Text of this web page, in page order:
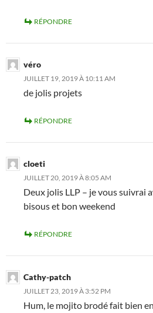
RÉPONDRE
véro
JUILLET 19, 2019 À 10:11 AM
de jolis projets
RÉPONDRE
cloeti
JUILLET 20, 2019 À 8:05 AM
Deux jolis LLP – je vous suivrai
bisous et bon weekend
RÉPONDRE
Cathy-patch
JUILLET 23, 2019 À 3:52 PM
Hum, le mojito brodé fait bien